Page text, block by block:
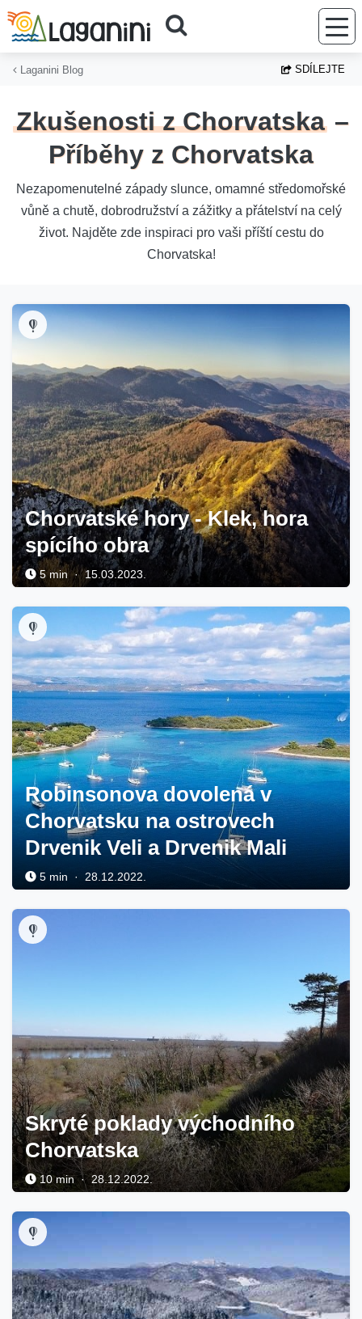
Přejít na hlavní obsah
Laganini Blog SDÍLEJTE
Zkušenosti z Chorvatska–
Příběhy z Chorvatska
Nezapomenutelné západy slunce, omamné středomořské
vůně a chutě, dobrodružství a zážitky a přátelství na celý
život. Najděte zde inspiraci pro vaši příští cestu do
Chorvatska!
Chorvatské hory - Klek, hora
spícího obra
5 min · 15.03.2023.
Robinsonova dovolená v
Chorvatsku na ostrovech
Drvenik Veli a Drvenik Mali
5 min · 28.12.2022.
Skryté poklady východního
Chorvatska
10 min · 28.12.2022.